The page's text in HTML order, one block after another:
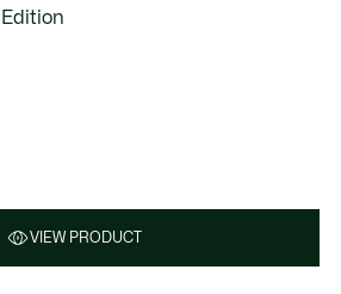
Edition
VIEW PRODUCT